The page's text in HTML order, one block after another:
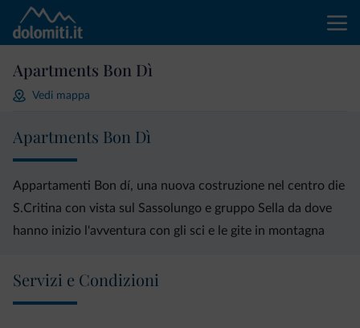
Apartments Bon Dì
Vedi mappa
Apartments Bon Dì
Appartamenti Bon dí, una nuova costruzione nel centro die
S.Critina con vista sul Sassolungo e gruppo Sella da dove
hanno inizio l'avventura con gli sci e le gite in montagna
Servizi e Condizioni